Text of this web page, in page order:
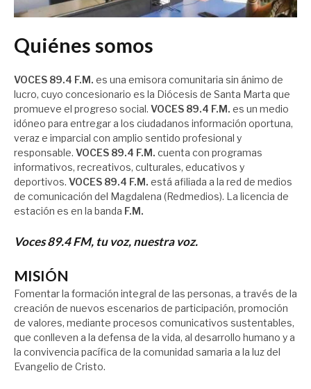
Quiénes somos
VOCES 89.4 F.M. es una emisora comunitaria sin ánimo de
lucro, cuyo concesionario es la Diócesis de Santa Marta que
promueve el progreso social. VOCES 89.4 F.M. es un medio
idóneo para entregar a los ciudadanos información oportuna,
veraz e imparcial con amplio sentido profesional y
responsable. VOCES 89.4 F.M. cuenta con programas
informativos, recreativos, culturales, educativos y
deportivos. VOCES 89.4 F.M. está afiliada a la red de medios
de comunicación del Magdalena (Redmedios). La licencia de
estación es en la banda F.M.
Voces 89.4 FM, tu voz, nuestra voz.
MISIÓN
Fomentar la formación integral de las personas, a través de la
creación de nuevos escenarios de participación, promoción
de valores, mediante procesos comunicativos sustentables,
que conlleven a la defensa de la vida, al desarrollo humano y a
la convivencia pacífica de la comunidad samaria a la luz del
Evangelio de Cristo.